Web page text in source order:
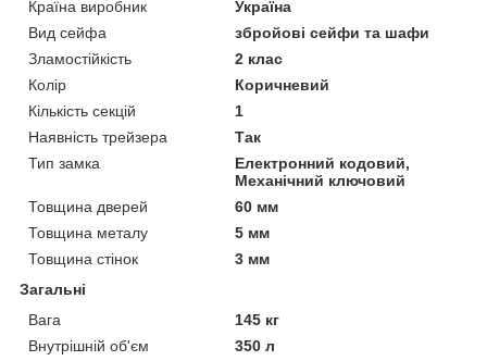
Країна виробник
Україна
Вид сейфа
збройові сейфи та шафи
Зламостійкість
2 клас
Колір
Коричневий
Кількість секцій
1
Наявність трейзера
Так
Тип замка
Електронний кодовий,
Механічний ключовий
Товщина дверей
60 мм
Товщина металу
5 мм
Товщина стінок
3 мм
Загальні
Вага
145 кг
Внутрішній об'єм
350 л